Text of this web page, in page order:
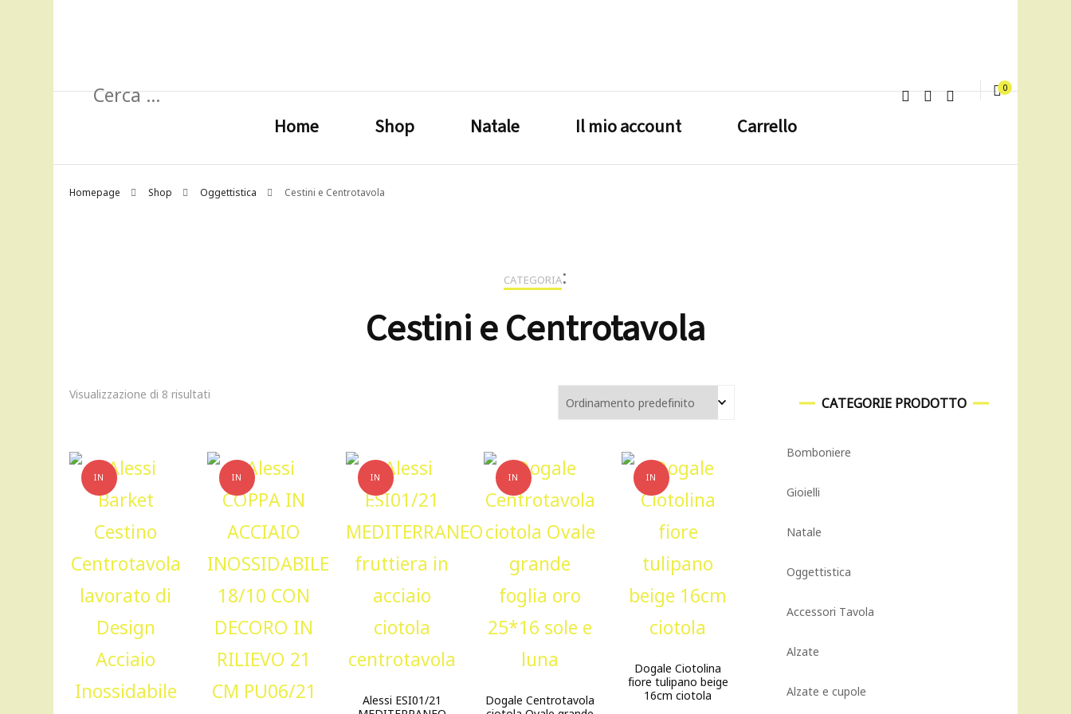
Ricerca
0
Home Shop Natale Il mio account Carrello
Homepage Shop Oggettistica Cestini e Centrotavola
CATEGORIA:
Cestini e Centrotavola
Visualizzazione di 8 risultati
IN
OFFERTA!
IN
OFFERTA!
IN
OFFERTA!
Alessi ESI01/21
IN
OFFERTA!
Dogale Centrotavola
IN
OFFERTA!
Dogale Ciotolina
fiore tulipano beige
16cm ciotola
CATEGORIE PRODOTTO
Bomboniere
Gioielli
Natale
Oggettistica
Accessori Tavola
Alzate
Alzate e cupole